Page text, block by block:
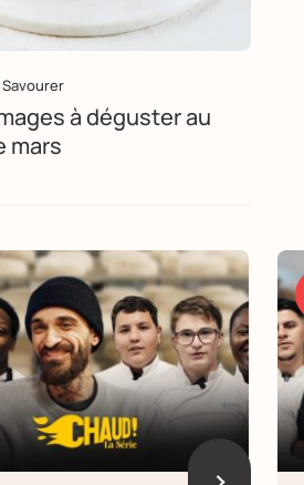
Savourer
à déguster au
mars